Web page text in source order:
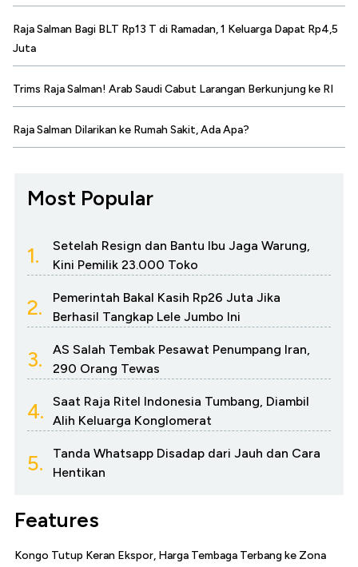
Raja Salman Bagi BLT Rp13 T di Ramadan, 1 Keluarga Dapat Rp4,5
Juta
Trims Raja Salman! Arab Saudi Cabut Larangan Berkunjung ke RI
Raja Salman Dilarikan ke Rumah Sakit, Ada Apa?
Most Popular
1.
Setelah Resign dan Bantu Ibu Jaga Warung,
Kini Pemilik 23.000 Toko
2.
Pemerintah Bakal Kasih Rp26 Juta Jika
Berhasil Tangkap Lele Jumbo Ini
3.
AS Salah Tembak Pesawat Penumpang Iran,
290 Orang Tewas
4.
Saat Raja Ritel Indonesia Tumbang, Diambil
Alih Keluarga Konglomerat
5.
Tanda Whatsapp Disadap dari Jauh dan Cara
Hentikan
Features
Kongo Tutup Keran Ekspor, Harga Tembaga Terbang ke Zona